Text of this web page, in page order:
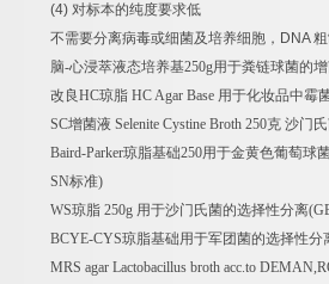
(4) 对标本的纯度要求低
不需要分离病毒或细菌及培养细胞， DNA
脑-心浸萃液态培养基250g用于粪链球菌的
改良HC琼脂 HC Agar Base 用于化妆品中霉
SC增菌液 Selenite Cystine Broth 250克 沙门
Baird-Parker琼脂基础250用于金黄色葡萄球
SN标准)
WS琼脂 250g 用于沙门氏菌的选择性分离
BCYE-CYS琼脂基础用于军团菌的选择性分
MRS agar Lactobacillus broth acc.to